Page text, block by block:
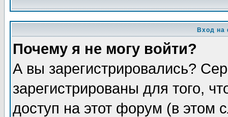
Вход на
Почему я не могу войти?
А вы зарегистрировались?
зарегистрированы для того,
доступ на этот форум (в этом